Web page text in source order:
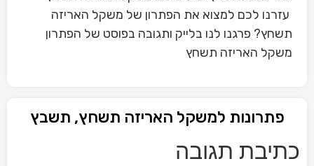
עזרנו לכם למצוא את הפתרון של משקל האריזה
תשחץ? פרגנו לנו בלייק ותגובה בפוסט של הפתרון
משקל האריזה תשחץ
פתרונות למשקל האריזה תשחץ, תשבץ
כתיבת תגובה